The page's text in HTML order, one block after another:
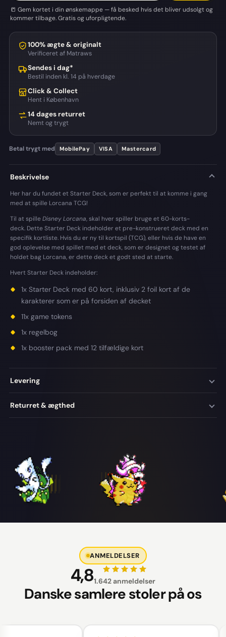
📒 Gem kortet i din ønskemappe — få besked hvis det bliver udsolgt og
kommer tilbage. Gratis og uforpligtende.
100% ægte & originalt
Verificeret af Matraws
Sendes i dag*
Bestil inden kl. 14 på hverdage
Click & Collect
Hent i København
14 dages returret
Nemt og trygt
Betal trygt med MobilePay VISA Mastercard
Beskrivelse
Her har du fundet et Starter Deck, som er perfekt til at komme i gang
med at spille Lorcana TCG!
Til at spilleDisney Lorcana, skal hver spiller bruge et 60-korts-
deck.Dette Starter Deck indeholder et pre-konstrueret deck med en
specifik kortliste. Hvis du er ny til kortspil (TCG), eller hvis de have en
god oplevelse med spillet med et deck, som er designet og testet af
holdet bag Lorcana, er dette deck et godt sted at starte.
Hvert Starter Deck indeholder:
1x Starter Deck med 60 kort, inklusiv 2 foil kort af de
karakterer som er på forsiden af decket
11x game tokens
1x regelbog
1x booster pack med 12 tilfældige kort
Levering
Returret & ægthed
ANMELDELSER
4,81.642 anmeldelser
Danske samlere stoler på os